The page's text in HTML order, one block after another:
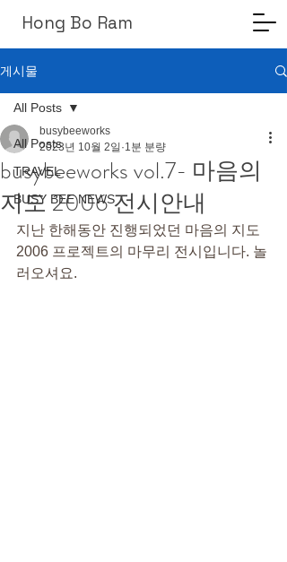
Hong Bo Ram
게시물
All Posts
TRAVEL
BUSY BEE NEWS
All Posts
busybeeworks vol.7- 마음의
지도 2006 전시안내
busybeeworks
2023년 10월 2일 1분 분량
지난 한해동안 진행되었던 마음의 지도
2006 프로젝트의 마무리 전시입니다. 놀
러오셔요.